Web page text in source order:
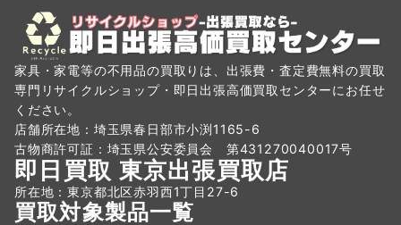
家具・家電等の不用品の買取りは、出張費・査定費無料の買取
専門リサイクルショップ・即日出張高価買取センターにお任せ
ください。
店舗所在地：埼玉県春日部市小渕1165-6
古物商許可証：埼玉県公安委員会 第431270040017号
即日買取 東京出張買取店
所在地：東京都北区赤羽西1丁目27-6
買取対象製品一覧